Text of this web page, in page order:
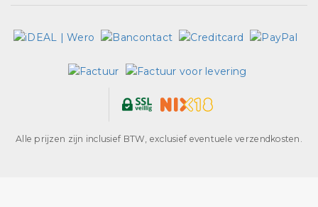
Alle prijzen zijn inclusief BTW, exclusief eventuele verzendkosten.